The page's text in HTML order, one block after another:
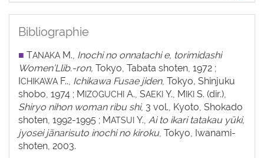
Bibliographie
■ TANAKA M., Inochi no onnatachi e, torimidashi
Women’Llib.-ron, Tokyo, Tabata shoten, 1972 ;
ICHIKAWA F.., Ichikawa Fusae jiden, Tokyo, Shinjuku
shobo, 1974 ; M IZOGUCHI A., SAEKI Y., M IKI S. (dir.),
Shiryo nihon woman ribu shi, 3 vol., Kyoto, Shokado
shoten, 1992-1995 ; MATSUI Y., Ai to ikari tatakau yūki,
jyosei jãnarisuto inochi no kiroku, Tokyo, Iwanami-
shoten, 2003.